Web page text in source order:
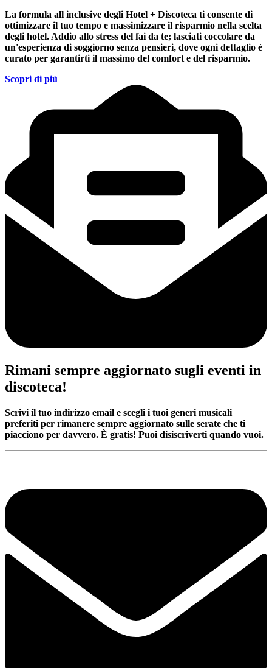
La formula all inclusive degli Hotel + Discoteca ti consente di
ottimizzare il tuo tempo e massimizzare il risparmio nella scelta
degli hotel. Addio allo stress del fai da te; lasciati coccolare da
un'esperienza di soggiorno senza pensieri, dove ogni dettaglio è
curato per garantirti il massimo del comfort e del risparmio.
Scopri di più
Rimani sempre aggiornato sugli eventi in
discoteca!
Scrivi il tuo indirizzo email e scegli i tuoi generi musicali
preferiti per rimanere sempre aggiornato sulle serate che ti
piacciono per davvero. È gratis! Puoi disiscriverti quando vuoi.